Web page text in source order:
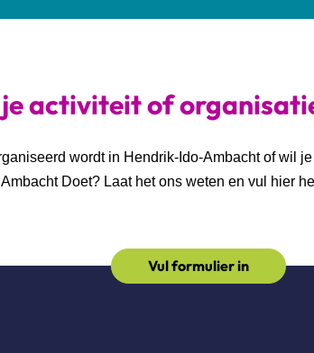
activiteit of
wordt in Hendrik-Ido-Ambacht of wil
Ambacht Doet? Laat het ons weten en vul hier
Vul formulier in